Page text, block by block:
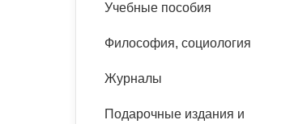
Учебные пособия
Философия, социология
Журналы
Подарочные издания и